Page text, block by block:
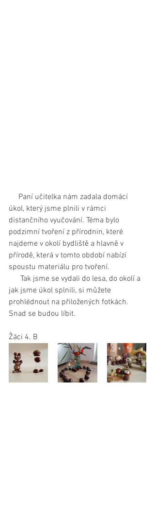
úkol, který jsme plnili v rámci
distančního vyučování. Téma bylo
podzimní tvoření z přírodnin, které
najdeme v okolí bydliště a hlavně v
přírodě, která v tomto období nabízí
spoustu materiálu pro tvoření.
jak jsme úkol splnili, si můžete
prohlédnout na přiložených fotkách.
Snad se budou líbit.
Žáci 4. B